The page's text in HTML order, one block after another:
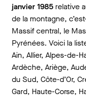
janvier 1985 relative
de la montagne,
Massif central, le
Pyrénées. Voici la
Ain, Allier, Alpes-de-
Ardèche, Ariège,
du Sud, Côte-d’Or,
Gard, Haute-Corse,